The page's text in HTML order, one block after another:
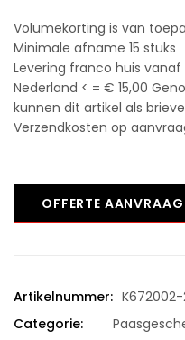
Volumekorting is van
Minimale afname 15 stuks
Levering franco huis
Nederland < = € 15,00
kunnen dit artikel als
Verzendkosten op
OFFERTE AANVRAAG
Artikelnummer:
Categorie: